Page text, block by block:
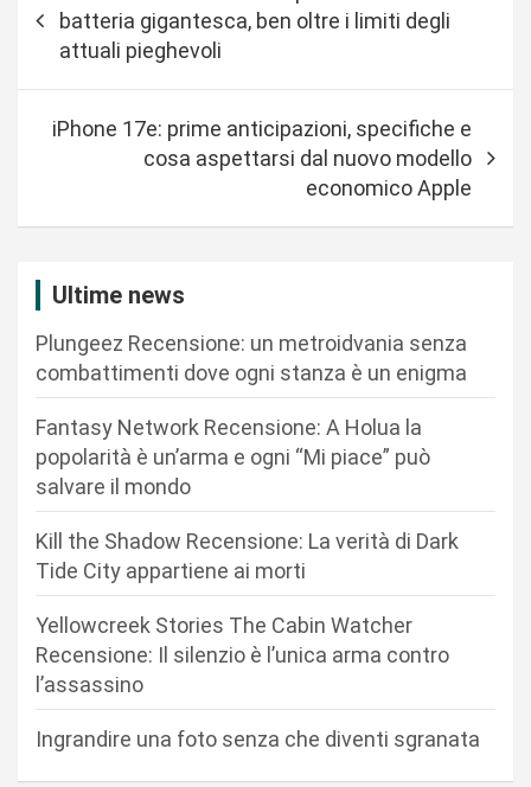
i
i
batteria gigantesca, ben oltre i limiti degli
attuali pieghevoli
iPhone 17e: prime anticipazioni, specifiche e
cosa aspettarsi dal nuovo modello
economico Apple
Ultime news
Plungeez Recensione: un metroidvania senza
combattimenti dove ogni stanza è un enigma
Fantasy Network Recensione: A Holua la
popolarità è un’arma e ogni “Mi piace” può
salvare il mondo
Kill the Shadow Recensione: La verità di Dark
Tide City appartiene ai morti
Yellowcreek Stories The Cabin Watcher
Recensione: Il silenzio è l’unica arma contro
l’assassino
Ingrandire una foto senza che diventi sgranata